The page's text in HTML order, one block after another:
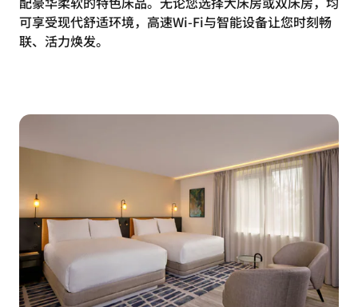
可享受现代舒适环境，高速Wi-Fi与智能设备让您时刻畅
联、活力焕发。